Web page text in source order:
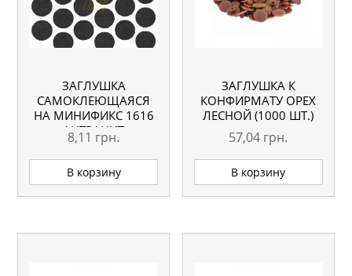
ЗАГЛУШКА
САМОКЛЕЮЩАЯСЯ
НА МИНИФИКС 1616
АНТРАЦИТ
8,11 грн.
В корзину
ЗАГЛУШКА К
КОНФИРМАТУ ОРЕХ
ЛЕСНОЙ (1000 ШТ.)
57,04 грн.
В корзину